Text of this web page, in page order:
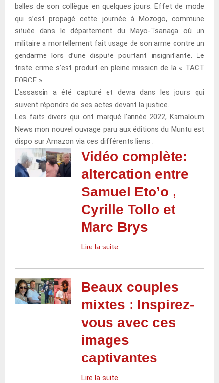
balles de son collègue en quelques jours. Effet de mode
qui s’est propagé cette journée à Mozogo, commune
située dans le département du Mayo-Tsanaga où un
militaire a mortellement fait usage de son arme contre un
gendarme lors d’une dispute pourtant insignifiante. Le
triste crime s’est produit en pleine mission de la « TACT
FORCE ».
L’assassin a été capturé et devra dans les jours qui
suivent répondre de ses actes devant la justice.
Les faits divers qui ont marqué l’année 2022, Kamaloum
News mon nouvel ouvrage paru aux éditions du Muntu est
dispo sur Amazon via ces différents liens :
Vidéo complète:
altercation entre
Samuel Eto’o ,
Cyrille Tollo et
Marc Brys
Lire la suite
Beaux couples
mixtes : Inspirez-
vous avec ces
images
captivantes
Lire la suite